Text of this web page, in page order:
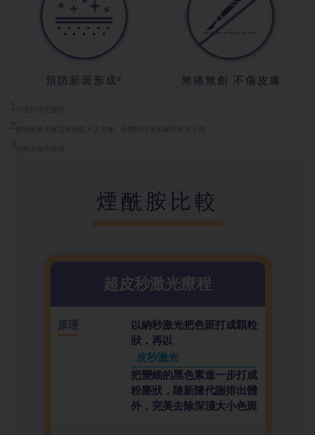
預防新斑形成² 無痛無創 不傷皮膚
煙酰胺比較
超皮秒激光療程
原理
以納秒激光把色斑打成顆粒
狀，再以
皮秒激光
把變細的黑色素進一步打成
粉塵狀，隨新陳代謝排出體
外，完美去除深淺大小色斑